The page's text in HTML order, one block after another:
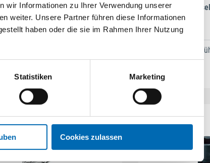
wir Informationen zu Ihrer Verwendung unserer
weiter. Unsere Partner führen diese Informationen
haben oder die sie im Rahmen Ihrer Nutzung
Statistiken Marketing
Cookies zulassen
Steckschlüssel-Einsatz lang 12-
kant
13